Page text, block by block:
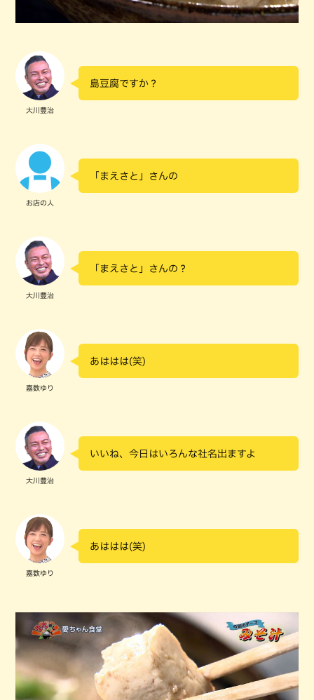
大川豊治
島豆腐ですか？
お店の人
「まえさと」さんの
大川豊治
「まえさと」さんの？
嘉数ゆり
あははは(笑)
大川豊治
いいね、今日はいろんな社名出ますよ
嘉数ゆり
あははは(笑)